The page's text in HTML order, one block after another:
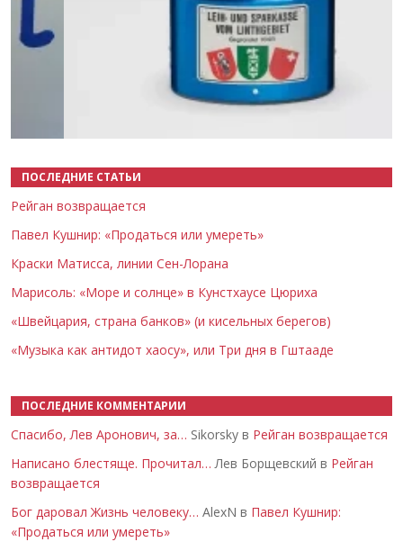
ПОСЛЕДНИЕ СТАТЬИ
Рейган возвращается
Павел Кушнир: «Продаться или умереть»
Краски Матисса, линии Сен-Лорана
Марисоль: «Море и солнце» в Кунстхаусе Цюриха
«Швейцария, страна банков» (и кисельных берегов)
«Музыка как антидот хаосу», или Три дня в Гштааде
ПОСЛЕДНИЕ КОММЕНТАРИИ
Спасибо, Лев Аронович, за… Sikorsky в Рейган возвращается
Написано блестяще. Прочитал… Лев Борщевский в Рейган
возвращается
Бог даровал Жизнь человеку… AlexN в Павел Кушнир:
«Продаться или умереть»